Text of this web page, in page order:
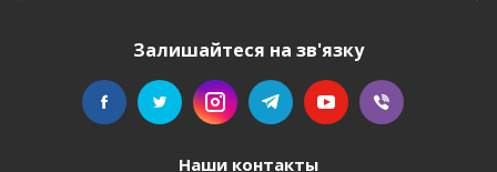
Залишайтеся на зв'язку
Наши контакты